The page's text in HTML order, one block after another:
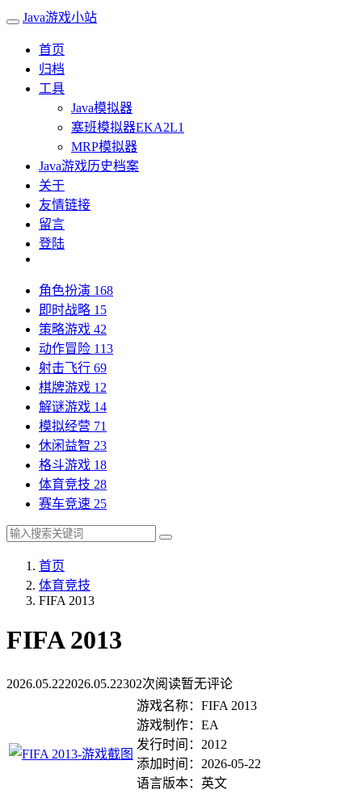
Java游戏小站
首页
归档
工具
Java模拟器
塞班模拟器EKA2L1
MRP模拟器
Java游戏历史档案
关于
友情链接
留言
登陆
角色扮演 168
即时战略 15
策略游戏 42
动作冒险 113
射击飞行 69
棋牌游戏 12
解谜游戏 14
模拟经营 71
休闲益智 23
格斗游戏 18
体育竞技 28
赛车竞速 25
首页
体育竞技
FIFA 2013
FIFA 2013
2026.05.222026.05.22302次阅读暂无评论
游戏名称：FIFA 2013
游戏制作：EA
发行时间：2012
添加时间：2026-05-22
语言版本：英文